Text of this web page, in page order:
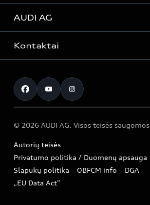
Naudoti Audi
Servisas ir aptarnavimas
Originalias atsargines dalis
Garantijos
Naujienos
Perdirbimas
AUDI AG
Apie kompaniją (ENG)
Apie kompaniją (ENG)
Istorija (ENG)
Kontaktai
Prekybos atstovai ir serviso partneriai
Informacija apie importuotoją
© 2026 AUDI AG. Visos teisės saugomos
Autorių teisės
Privatumo politika / Duomenų apsauga
Slapukų politika
OBFCM info
DGA
„EU Data Act“